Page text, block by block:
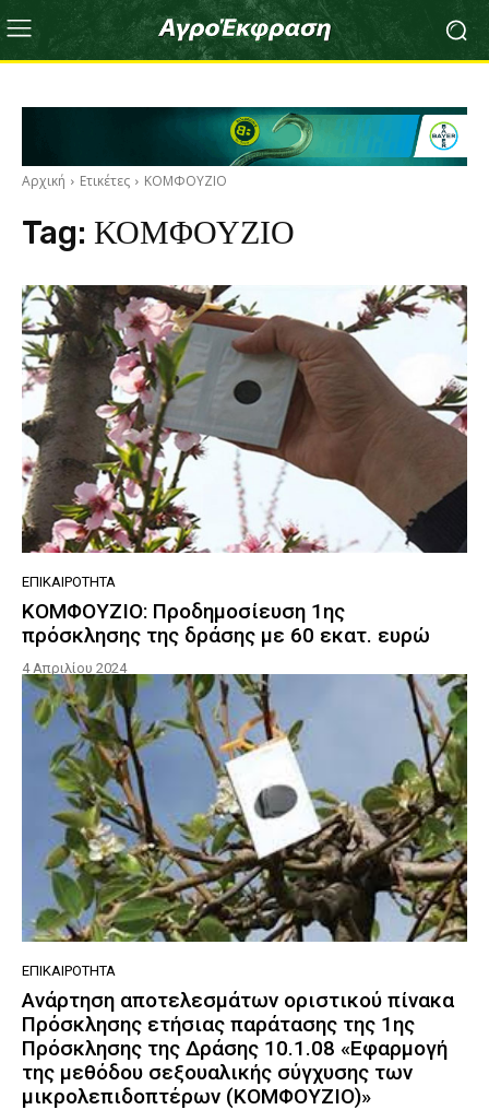
Αρχική Ετικέτες ΚΟΜΦΟΥΖΙΟ
Tag: ΚΟΜΦΟΥΖΙΟ
ΕΠΙΚΑΙΡΌΤΗΤΑ
ΚΟΜΦΟΥΖΙΟ: Προδημοσίευση 1ης
πρόσκλησης της δράσης με 60 εκατ. ευρώ
4 Απριλίου 2024
ΕΠΙΚΑΙΡΌΤΗΤΑ
Ανάρτηση αποτελεσμάτων οριστικού πίνακα
Πρόσκλησης ετήσιας παράτασης της 1ης
Πρόσκλησης της Δράσης 10.1.08 «Εφαρμογή
της μεθόδου σεξουαλικής σύγχυσης των
μικρολεπιδοπτέρων (ΚΟΜΦΟΥΖΙΟ)»